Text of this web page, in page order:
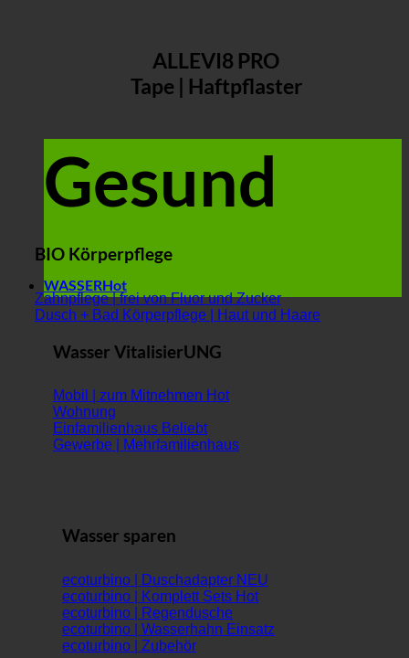
ALLEVI8 PRO
Tape | Haftpflaster
Gesund
BIO Körperpflege
Zahnpflege | frei von Fluor und Zucker
Dusch + Bad Körperpflege | Haut und Haare
WASSER
Wasser VitalisierUNG
Mobil | zum Mitnehmen
Wohnung
Einfamilienhaus
Gewerbe | Mehrfamilienhaus
Wasser sparen
ecoturbino | Duschadapter
ecoturbino | Komplett Sets
ecoturbino | Regendusche
ecoturbino | Wasserhahn Einsatz
ecoturbino | Zubehör